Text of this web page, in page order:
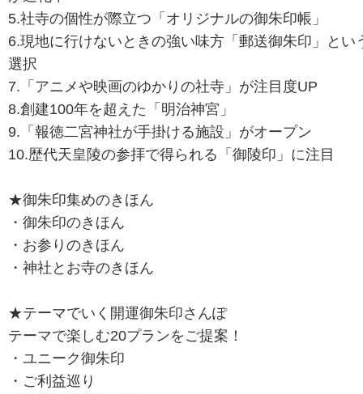
5.社寺の個性が際立つ「オリジナルの御朱印帳」
6.現地に行けないときの強い味方「郵送御朱印」とい
選択
7.「アニメや映画のゆかりの社寺」が注目度UP
8.創建100年を超えた「明治神宮」
9.「報徳二宮神社が手掛ける施設」がオープン
10.歴代天皇陵の参拝で得られる「御陵印」に注目
★御朱印集めのきほん
・御朱印のきほん
・お参りのきほん
・神社とお寺のきほん
★テーマでいく開運御朱印さんぽ
テーマで楽しむ20プランをご提案！
・ユニーク御朱印
・ご利益巡り